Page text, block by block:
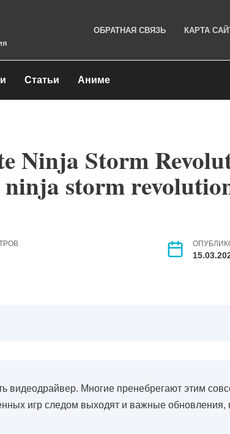
ОБРАТНАЯ СВЯЗЬ КАРТА
Статьи Аниме
Ninja Storm
storm
Многие пренебрегают этим
игр следом выходят и важные обновления,